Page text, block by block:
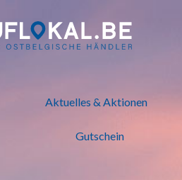
- Bei lokalen
Aktuelles & Aktionen
Gutschein